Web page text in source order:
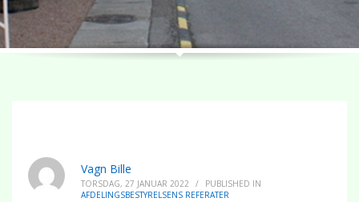
Vagn Bille
TORSDAG, 27 JANUAR 2022 /
PUBLISHED IN
AFDELINGSBESTYRELSENS REFERATER